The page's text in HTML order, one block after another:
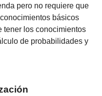
pero no requiere que
básicos
tener los conocimientos
de probabilidades y